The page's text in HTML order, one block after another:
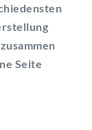
Seite